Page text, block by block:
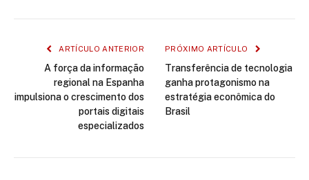
ARTÍCULO ANTERIOR
A força da informação
regional na Espanha
impulsiona o crescimento dos
portais digitais
especializados
PRÓXIMO ARTÍCULO
Transferência de tecnologia
ganha protagonismo na
estratégia econômica do
Brasil